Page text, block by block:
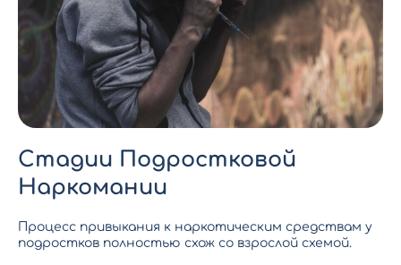
Стадии Подростковой
Наркомании
Процесс привыкания к наркотическим средствам у
подростков полностью схож со взрослой схемой.